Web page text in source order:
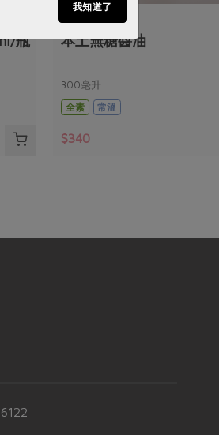
瓶
民生食品工廠
本土無糖醬油
300毫升
全素
常溫
$340
我知道了